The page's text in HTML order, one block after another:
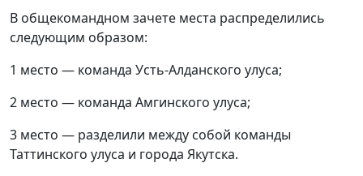
В общекомандном зачете места распределились
следующим образом:
1 место — команда Усть-Алданского улуса;
2 место — команда Амгинского улуса;
3 место — разделили между собой команды
Таттинского улуса и города Якутска.